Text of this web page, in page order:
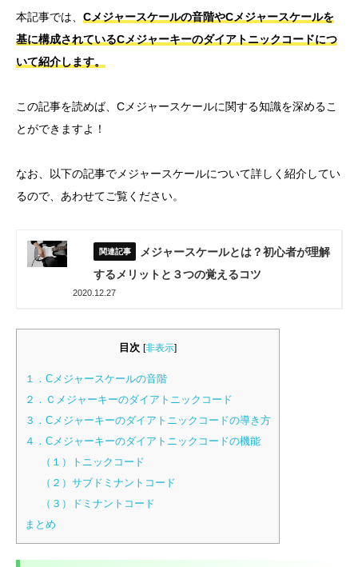
本記事では、 Cメジャースケールの音階やCメジャースケールを
基に構成されているCメジャーキーのダイアトニックコードにつ
いて紹介します。
この記事を読めば、Cメジャースケールに関する知識を深めるこ
とができますよ！
なお、以下の記事でメジャースケールについて詳しく紹介してい
るので、あわせてご覧ください。
メジャースケールとは？初心者が理解
するメリットと３つの覚えるコツ
2020.12.27
目次 [非表示]
１．Cメジャースケールの音階
２．Ｃメジャーキーのダイアトニックコード
３．Cメジャーキーのダイアトニックコードの導き方
４．Cメジャーキーのダイアトニックコードの機能
（１）トニックコード
（２）サブドミナントコード
（３）ドミナントコード
まとめ